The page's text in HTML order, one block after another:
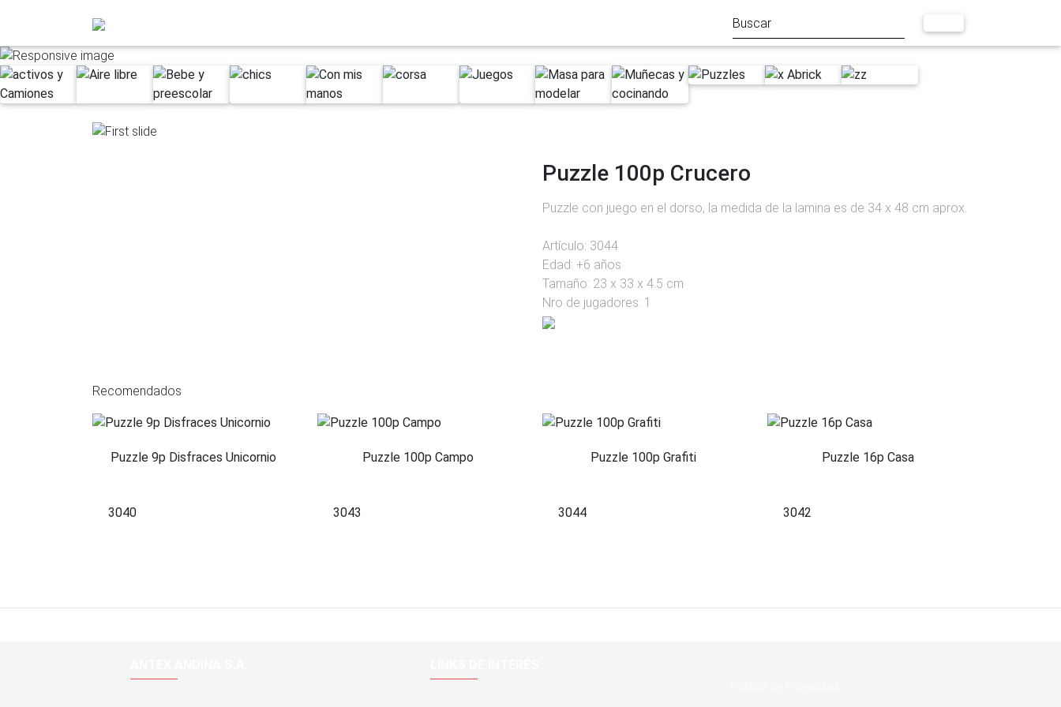
Previous
Puzzle 100p Crucero
Puzzle con juego en el dorso, la medida de la lamina es de 34 x 48 cm aprox.
Artículo: 3044
Edad: +6 años
Tamaño: 23 x 33 x 4.5 cm
Nro de jugadores: 1
Recomendados
Puzzle 9p Disfraces Unicornio
3040
Puzzle 100p Campo
3043
Puzzle 100p Grafiti
3044
Puzzle 16p Casa
3042